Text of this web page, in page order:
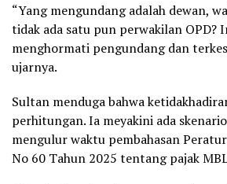
“Yang mengundang adalah dewan,
tidak ada satu pun perwakilan OPD?
menghormati pengundang dan
ujarnya.
Sultan menduga bahwa
perhitungan. Ia meyakini ada
mengulur waktu pembahasan
No 60 Tahun 2025 tentang pajak